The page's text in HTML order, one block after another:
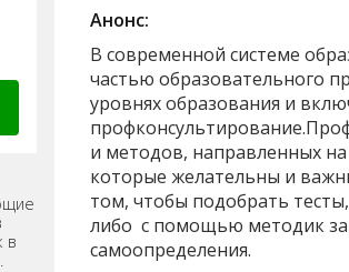
в
Анонс:
В современной системе
частью образовательного
уровнях образования и
и методов, направленных
которые желательны и
том, чтобы подобрать
либо с помощью методик
самоопределения.